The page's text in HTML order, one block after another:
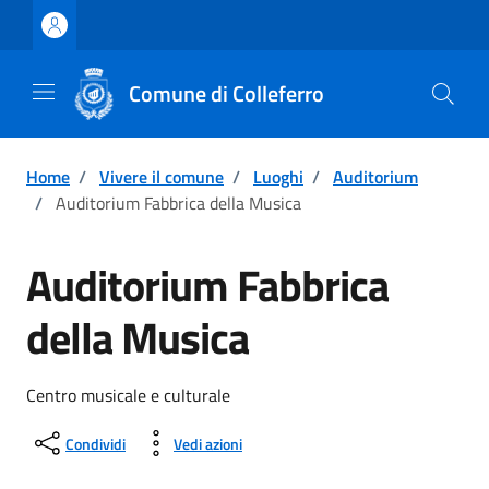
Vai ai contenuti
Vai al footer
Comune di Colleferro
Home / Vivere il comune / Luoghi / Auditorium
/ Auditorium Fabbrica della Musica
Auditorium Fabbrica
della Musica
Centro musicale e culturale
Condividi Vedi azioni